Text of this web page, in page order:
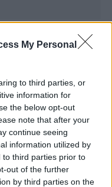
My Personal
to third parties, or
information for
the below opt-out
note that after your
continue seeing
information utilized by
to third parties prior to
out of the further
by third parties on the